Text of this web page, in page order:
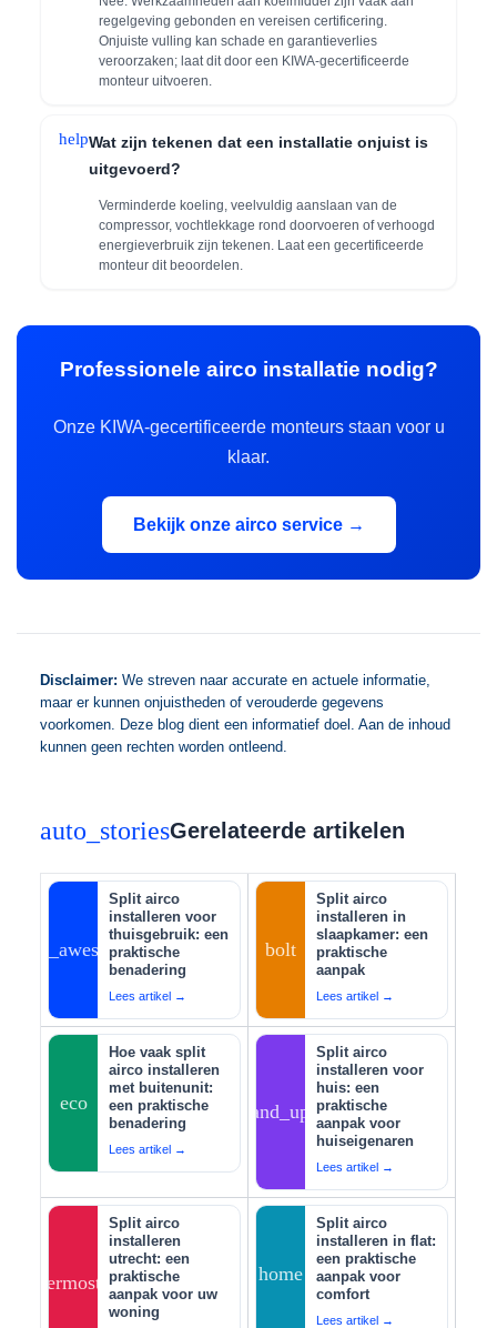
regelgeving gebonden en vereisen certificering.
Onjuiste vulling kan schade en garantieverlies
veroorzaken; laat dit door een KIWA-gecertificeerde
monteur uitvoeren.
helpWat zijn tekenen dat een installatie onjuist is
uitgevoerd?
Verminderde koeling, veelvuldig aanslaan van de
compressor, vochtlekkage rond doorvoeren of verhoogd
energieverbruik zijn tekenen. Laat een gecertificeerde
monteur dit beoordelen.
Professionele airco installatie nodig?
Onze KIWA-gecertificeerde monteurs staan voor u
klaar.
Bekijk onze airco service →
Disclaimer: We streven naar accurate en actuele informatie,
maar er kunnen onjuistheden of verouderde gegevens
voorkomen. Deze blog dient een informatief doel. Aan de inhoud
kunnen geen rechten worden ontleend.
auto_storiesGerelateerde artikelen
auto_awesome
Split airco
installeren voor
thuisgebruik: een
praktische
benadering
Lees artikel →
bolt
Split airco
installeren in
slaapkamer: een
praktische
aanpak
Lees artikel →
eco
Hoe vaak split
airco installeren
met buitenunit:
een praktische
benadering
Lees artikel →
tips_and_updates
Split airco
installeren voor
huis: een
praktische
aanpak voor
huiseigenaren
Lees artikel →
thermostat
Split airco
installeren
utrecht: een
praktische
aanpak voor uw
woning
home
Split airco
installeren in flat:
een praktische
aanpak voor
comfort
Lees artikel →